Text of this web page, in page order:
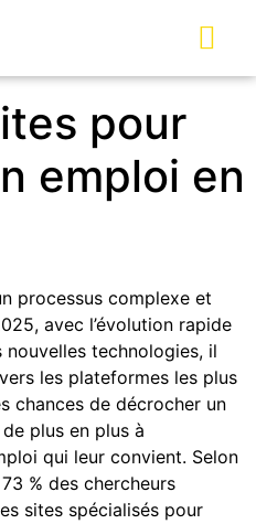
pour
emploi en
processus complexe et
avec l’évolution rapide
technologies, il
les plateformes les plus
chances de décrocher un
plus en plus à
qui leur convient. Selon
% des chercheurs
sites spécialisés pour